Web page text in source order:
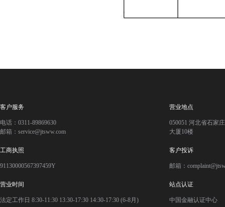
客户服务
电话：0311-89869630
邮箱：service@jtsww.com
营业地点
050051 河北省石家
大厦10楼
工商执照
91130000567397459Y
客户投诉
邮箱：
营业时间
法定工作日 8:30-11:30 13:30-17:30 14:30-17:30 (6-8月)
站点认证
中国金融认证中心